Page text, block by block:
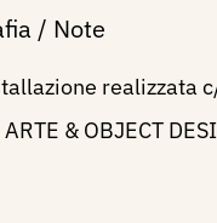
/ Note
realizzata
& OBJECT